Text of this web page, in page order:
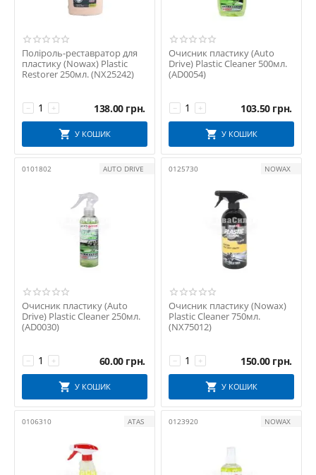
Поліроль-реставратор для
пластику (Nowax) Plastic
Restorer 250мл. (NX25242)
+
− 138.00 грн.
У КОШИК
Очисник пластику (Auto
Drive) Plastic Cleaner 500мл.
(AD0054)
+
− 103.50 грн.
У КОШИК
0101802 AUTO DRIVE
Очисник пластику (Auto
Drive) Plastic Cleaner 250мл.
(AD0030)
+
− 60.00 грн.
У КОШИК
0125730 NOWAX
Очисник пластику (Nowax)
Plastic Cleaner 750мл.
(NX75012)
+
− 150.00 грн.
У КОШИК
0106310 ATAS 0123920 NOWAX